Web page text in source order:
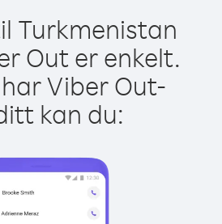
Turkmenistan
Out er enkelt.
Viber Out-
kan du: